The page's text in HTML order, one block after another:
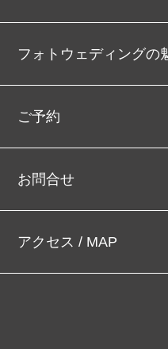
フォトウェディングの
ご予約
お問合せ
アクセス / MAP